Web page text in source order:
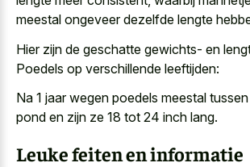
meestal ongeveer dezelfde lengte
Hier zijn de geschatte gewichts- en
Poedels op verschillende leeftijden:
Na 1 jaar wegen poedels meestal
pond en zijn ze 18 tot 24 inch lang.
Leuke feiten en informatie